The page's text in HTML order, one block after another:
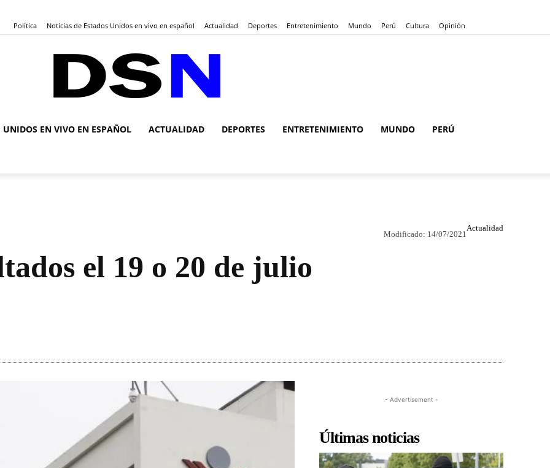
Política Noticias de Estados Unidos en vivo en español Actualidad Deportes Entretenimiento Mundo Perú Cultura Opinión
UNIDOS EN VIVO EN ESPAÑOL ACTUALIDAD DEPORTES ENTRETENIMIENTO MUNDO PERÚ
Actualidad
Modificado: 14/07/2021
el 19 o 20 de julio
- Advertisement -
Últimas noticias